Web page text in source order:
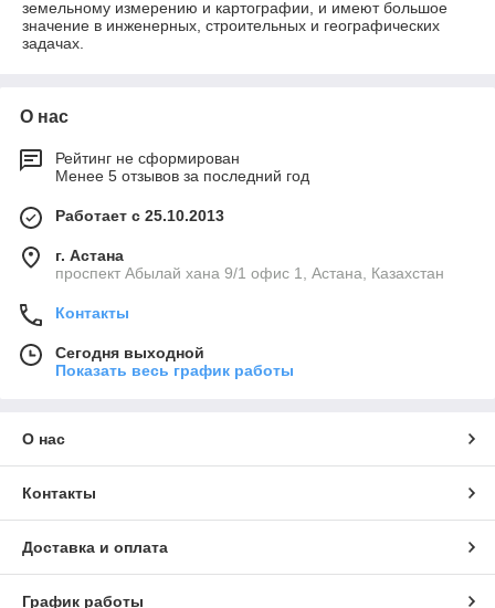
земельному измерению и картографии, и имеют большое
значение в инженерных, строительных и географических
задачах.
О нас
Рейтинг не сформирован
Менее 5 отзывов за последний год
Работает с 25.10.2013
г. Астана
проспект Абылай хана 9/1 офис 1, Астана, Казахстан
Контакты
Сегодня выходной
Показать весь график работы
О нас
Контакты
Доставка и оплата
График работы